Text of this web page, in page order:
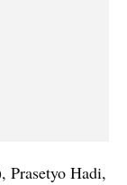
Prasetyo Hadi,